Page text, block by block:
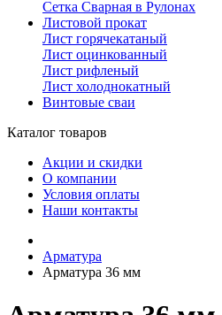
Сетка Сварная в Рулонах
Листовой прокат
Лист горячекатаный
Лист оцинкованный
Лист рифленый
Лист холоднокатный
Винтовые сваи
Каталог товаров
Акции и скидки
О компании
Условия оплаты
Наши контакты
Арматура
Арматура 36 мм